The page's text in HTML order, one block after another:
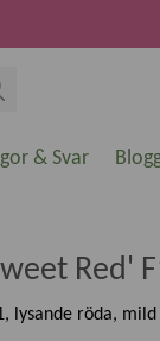
& Svar
Red'
lysande röda,